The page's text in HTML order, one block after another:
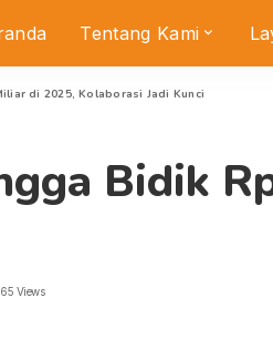
Tentang Kami
di 2025, Kolaborasi Jadi Kunci
Bidik
Views